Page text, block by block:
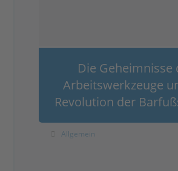
Die Geheimnisse
Arbeitswerkzeuge
Revolution der
Allgemein